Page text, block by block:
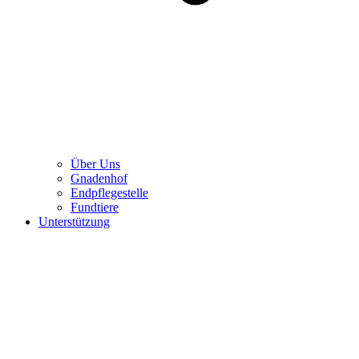
Über Uns
Gnadenhof
Endpflegestelle
Fundtiere
Unterstützung